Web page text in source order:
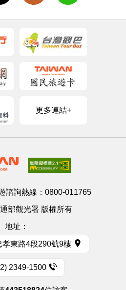
更多連結+
諮詢熱線： 0800-011765
部觀光署 版權所有
地址：
東路4段290號9樓
2349-1500